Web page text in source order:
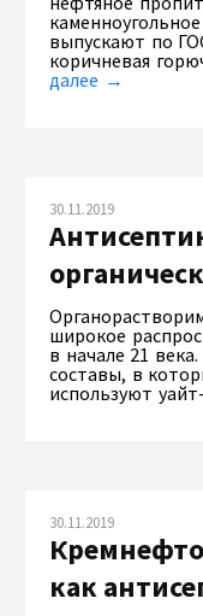
выпускают по
коричневая
далее →
30.11.2019
широкое
в начале 21
составы, в
используют
30.11.2019
как